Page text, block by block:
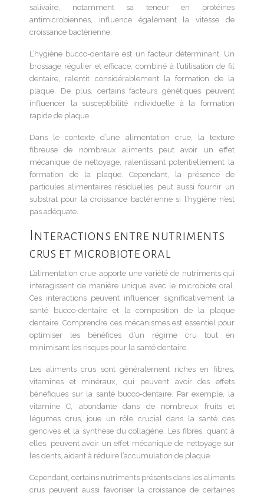
salivaire, notamment sa teneur en protéines
antimicrobiennes, influence également la vitesse de
croissance bactérienne.
L’hygiène bucco-dentaire est un facteur déterminant. Un
brossage régulier et efficace, combiné à l’utilisation de fil
dentaire, ralentit considérablement la formation de la
plaque. De plus, certains facteurs génétiques peuvent
influencer la susceptibilité individuelle à la formation
rapide de plaque.
Dans le contexte d’une alimentation crue, la texture
fibreuse de nombreux aliments peut avoir un effet
mécanique de nettoyage, ralentissant potentiellement la
formation de la plaque. Cependant, la présence de
particules alimentaires résiduelles peut aussi fournir un
substrat pour la croissance bactérienne si l’hygiène n’est
pas adéquate.
Interactions entre nutriments
crus et microbiote oral
L’alimentation crue apporte une variété de nutriments qui
interagissent de manière unique avec le microbiote oral.
Ces interactions peuvent influencer significativement la
santé bucco-dentaire et la composition de la plaque
dentaire. Comprendre ces mécanismes est essentiel pour
optimiser les bénéfices d’un régime cru tout en
minimisant les risques pour la santé dentaire.
Les aliments crus sont généralement riches en fibres,
vitamines et minéraux, qui peuvent avoir des effets
bénéfiques sur la santé bucco-dentaire. Par exemple, la
vitamine C, abondante dans de nombreux fruits et
légumes crus, joue un rôle crucial dans la santé des
gencives et la synthèse du collagène. Les fibres, quant à
elles, peuvent avoir un effet mécanique de nettoyage sur
les dents, aidant à réduire l’accumulation de plaque.
Cependant, certains nutriments présents dans les aliments
crus peuvent aussi favoriser la croissance de certaines